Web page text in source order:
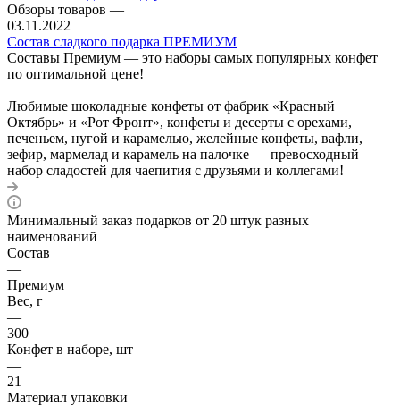
Обзоры товаров —
03.11.2022
Состав сладкого подарка ПРЕМИУМ
Составы Премиум — это наборы самых популярных конфет
по оптимальной цене!
Любимые шоколадные конфеты от фабрик «Красный
Октябрь» и «Рот Фронт», конфеты и десерты с орехами,
печеньем, нугой и карамелью, желейные конфеты, вафли,
зефир, мармелад и карамель на палочке — превосходный
набор сладостей для чаепития с друзьями и коллегами!
Минимальный заказ подарков от 20 штук разных
наименований
Состав
—
Премиум
Вес, г
—
300
Конфет в наборе, шт
—
21
Материал упаковки